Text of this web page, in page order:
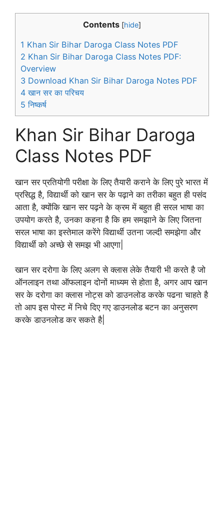
Contents [hide]
1 Khan Sir Bihar Daroga Class Notes PDF
2 Khan Sir Bihar Daroga Class Notes PDF:
Overview
3 Download Khan Sir Bihar Daroga Notes PDF
4 खान सर का परिचय
5 निष्कर्ष
Khan Sir Bihar Daroga
Class Notes PDF
खान सर प्रतियोगी परीक्षा के लिए तैयारी कराने के लिए पुरे भारत में
प्रसिद्ध है, विद्यार्थी को खान सर के पढ़ाने का तरीका बहुत ही पसंद
आता है, क्योंकि खान सर पढ़ने के क्रम में बहुत ही सरल भाषा का
उपयोग करते है, उनका कहना है कि हम समझाने के लिए जितना
सरल भाषा का इस्तेमाल करेंगे विद्यार्थी उतना जल्दी समझेगा और
विद्यार्थी को अच्छे से समझ भी आएगा|
खान सर दरोगा के लिए अलग से क्लास लेके तैयारी भी करते है जो
ऑनलाइन तथा ऑफलाइन दोनों माध्यम से होता है, अगर आप खान
सर के दरोगा का क्लास नोट्स को डाउनलोड करके पढना चाहते है
तो आप इस पोस्ट में निचे दिए गए डाउनलोड बटन का अनुसरण
करके डाउनलोड कर सकते है|